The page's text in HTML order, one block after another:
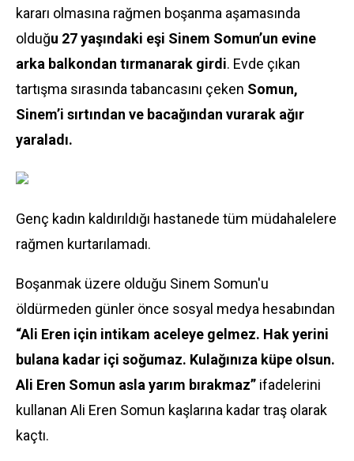
kararı olmasına rağmen boşanma aşamasında
olduğu 27 yaşındaki eşi Sinem Somun’un evine
arka balkondan tırmanarak girdi. Evde çıkan
tartışma sırasında tabancasını çeken Somun,
Sinem’i sırtından ve bacağından vurarak ağır
yaraladı.
Genç kadın kaldırıldığı hastanede tüm müdahalelere
rağmen kurtarılamadı.
Boşanmak üzere olduğu Sinem Somun'u
öldürmeden günler önce sosyal medya hesabından
“Ali Eren için intikam aceleye gelmez. Hak yerini
bulana kadar içi soğumaz. Kulağınıza küpe olsun.
Ali Eren Somun asla yarım bırakmaz” ifadelerini
kullanan Ali Eren Somun kaşlarına kadar traş olarak
kaçtı.